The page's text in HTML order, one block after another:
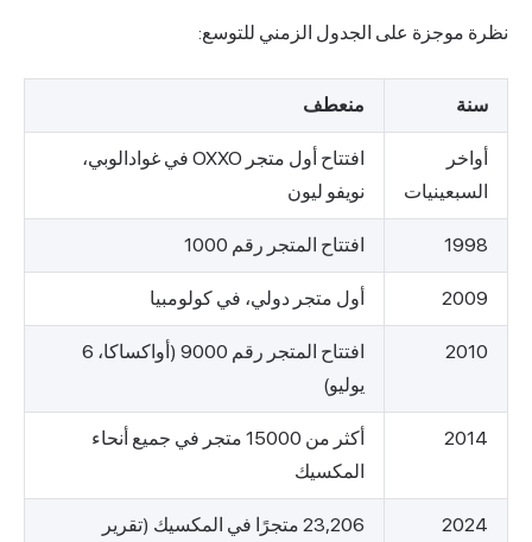
الزمني للتوسع:
افتتاح أول متجر OXXO في غوادالوبي،
ليون
المتجر رقم 1000
متجر دولي، في كولومبيا
افتتاح المتجر رقم 9000 (أواكساكا، 6
أكثر من 15000 متجر في جميع أنحاء
23,206 متجرًا في المكسيك (تقرير